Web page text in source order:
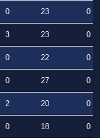
0 23
0
3 23
0
0 22
0
0 27
0
2 20
0
0 18
0